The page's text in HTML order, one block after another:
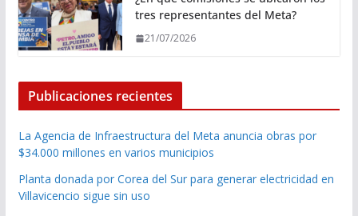
tres representantes del Meta?
21/07/2026
Publicaciones recientes
La Agencia de Infraestructura del Meta anuncia obras por
$34.000 millones en varios municipios
Planta donada por Corea del Sur para generar electricidad en
Villavicencio sigue sin uso